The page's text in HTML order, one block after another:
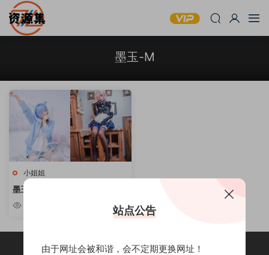
墨玉-M
小姐姐
墨玉-M 10套cos合集 [持续更新]
站点公告
由于网址会被和谐，会不定期更换网址！